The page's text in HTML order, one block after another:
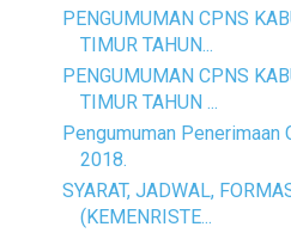
PENGUMUMAN CPNS
TIMUR TAHUN...
PENGUMUMAN CPNS
TIMUR TAHUN ...
Pengumuman Penerimaan
2018.
SYARAT, JADWAL,
(KEMENRISTE...